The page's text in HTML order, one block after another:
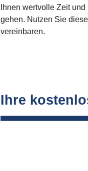
Ihnen wertvolle Zeit
gehen. Nutzen Sie
vereinbaren.
Ihre